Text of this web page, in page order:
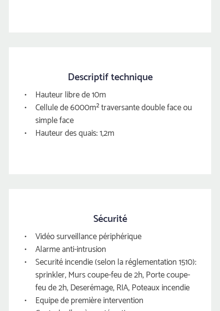
Descriptif technique
Hauteur libre de 10m
Cellule de 6000m² traversante double face ou
imple face
Hauteur des quais: 1,2m
Sécurité
Vidéo surveillance périphérique
Alarme anti-intrusion
Securité incendie (selon la réglementation 1510):
prinkler, Murs coupe-feu de 2h, Porte coupe-
feu de 2h, Deserémage, RIA, Poteaux incendie
Equipe de première intervention